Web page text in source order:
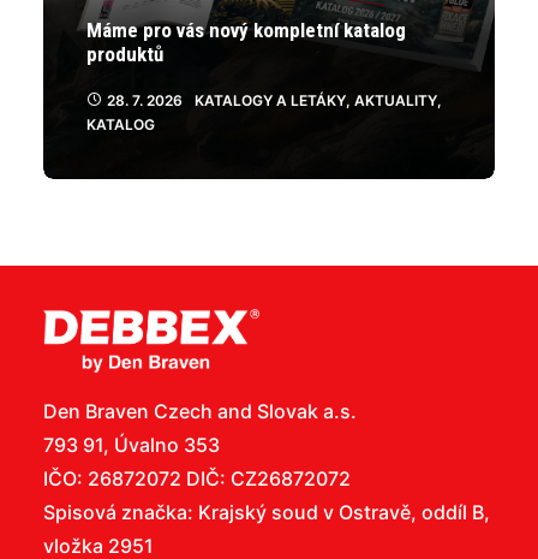
Máme pro vás nový kompletní katalog
produktů
28. 7. 2026 KATALOGY A LETÁKY, AKTUALITY,
KATALOG
Den Braven Czech and Slovak a.s.
793 91, Úvalno 353
IČO: 26872072 DIČ: CZ26872072
Spisová značka: Krajský soud v Ostravě, oddíl B,
vložka 2951